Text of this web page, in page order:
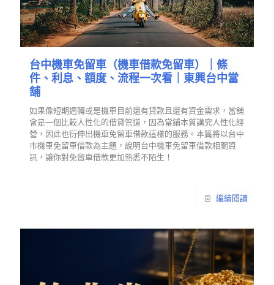
台中機車免留車（機車借款免留車）｜條
件、利息、額度、流程一次看｜東興台中當
舖
如果像短期週轉或是機車目前還有貸款且還有資金需求，當舖
會是一個比較人性化的借貸管道，因為當鋪本質講究人性化經
營，因此也衍伸出機車免留車借款這樣的服務。本篇將以台中
市機車免留車借款為主題，說明台中機車免留車借款相關資
訊，讓你對免留車借款更加熟悉不陌生！
繼續閱讀